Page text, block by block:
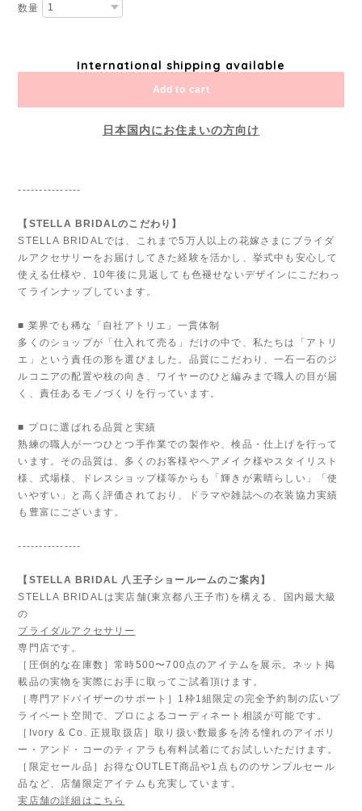
数量
International shipping available
Add to cart
日本国内にお住まいの方向け
---------------
【STELLA BRIDALのこだわり】
STELLA BRIDALでは、これまで5万人以上の花嫁さまにブライダ
ルアクセサリーをお届けしてきた経験を活かし、挙式中も安心して
使える仕様や、10年後に見返しても色褪せないデザインにこだわっ
てラインナップしています。
■ 業界でも稀な「自社アトリエ」一貫体制
多くのショップが「仕入れて売る」だけの中で、私たちは「アトリ
エ」という責任の形を選びました。品質にこだわり、一石一石のジ
ルコニアの配置や枝の向き、ワイヤーのひと編みまで職人の目が届
く、責任あるモノづくりを行っています。
■ プロに選ばれる品質と実績
熟練の職人が一つひとつ手作業での製作や、検品・仕上げを行って
います。その品質は、多くのお客様やヘアメイク様やスタイリスト
様、式場様、ドレスショップ様等からも「輝きが素晴らしい」「使
いやすい」と高く評価されており、ドラマや雑誌への衣装協力実績
も豊富にございます。
---------------
【STELLA BRIDAL 八王子ショールームのご案内】
STELLA BRIDALは実店舗(東京都八王子市)を構える、国内最大級
の
ブライダルアクセサリー
専門店です。
［圧倒的な在庫数］常時500〜700点のアイテムを展示。ネット掲
載品の実物を実際にお手に取ってご試着頂けます。
［専門アドバイザーのサポート］1枠1組限定の完全予約制の広いプ
ライベート空間で、プロによるコーディネート相談が可能です。
［Ivory & Co. 正規取扱店］取り扱い数最多を誇る憧れのアイボリ
ー・アンド・コーのティアラも有料試着にてお試しいただけます。
［限定セール品］お得なOUTLET商品や1点もののサンプルセール
品など、店舗限定アイテムも充実しています。
実店舗の詳細はこちら